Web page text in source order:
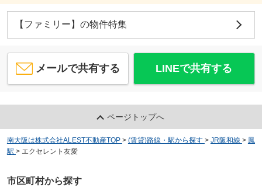
【ファミリー】の物件特集
メールで共有する LINEで共有する
ページトップへ
南大阪は株式会社ALEST不動産TOP > (賃貸)路線・駅から探す > JR阪和線 > 鳳
駅 > エクセレント友愛
市区町村から探す